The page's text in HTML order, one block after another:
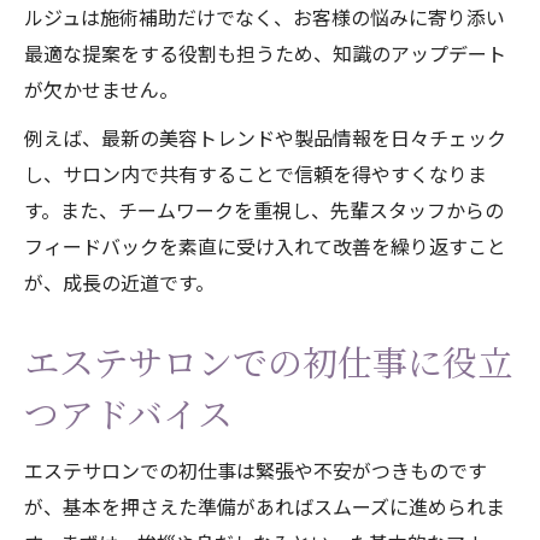
ルジュは施術補助だけでなく、お客様の悩みに寄り添い
最適な提案をする役割も担うため、知識のアップデート
が欠かせません。
例えば、最新の美容トレンドや製品情報を日々チェック
し、サロン内で共有することで信頼を得やすくなりま
す。また、チームワークを重視し、先輩スタッフからの
フィードバックを素直に受け入れて改善を繰り返すこと
が、成長の近道です。
エステサロンでの初仕事に役立
つアドバイス
エステサロンでの初仕事は緊張や不安がつきものです
が、基本を押さえた準備があればスムーズに進められま